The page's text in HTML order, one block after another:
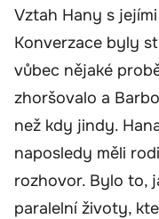
Vztah Hany s
Konverzace byly
vůbec nějaké
zhoršovalo a
než kdy jindy.
naposledy měli
rozhovor. Bylo to,
paralelní životy,